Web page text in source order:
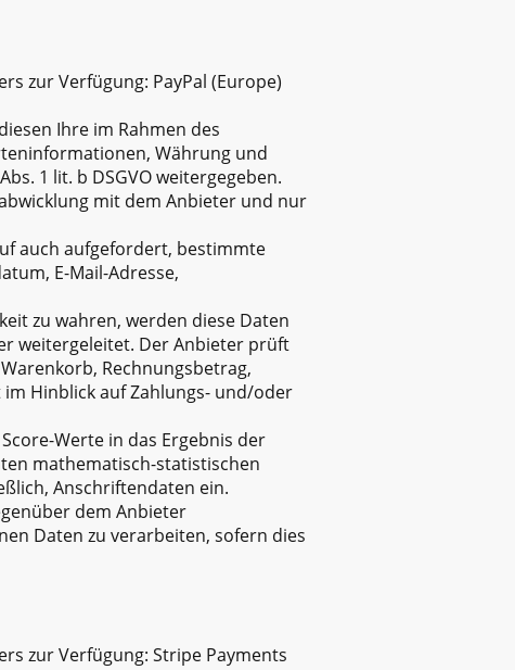
zur Verfügung: PayPal (Europe)
Ihre im Rahmen des
Währung und
1 lit. b DSGVO weitergegeben.
mit dem Anbieter und nur
auch aufgefordert, bestimmte
E-Mail-Adresse,
zu wahren, werden diese Daten
weitergeleitet. Der Anbieter prüft
Rechnungsbetrag,
Hinblick auf Zahlungs- und/oder
Werte in das Ergebnis der
mathematisch-statistischen
Anschriftendaten ein.
dem Anbieter
Daten zu verarbeiten, sofern dies
zur Verfügung: Stripe Payments